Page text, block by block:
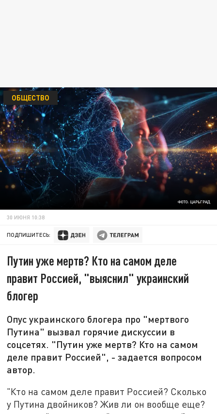
ФОТО: ЦАРЬГРАД
ОБЩЕСТВО
30 ИЮНЯ 10:38
ПОДПИШИТЕСЬ:
Путин уже мертв? Кто на самом деле
правит Россией, "выяснил" украинский
блогер
Опус украинского блогера про "мертвого
Путина" вызвал горячие дискуссии в
соцсетях. "Путин уже мертв? Кто на самом
деле правит Россией", - задается вопросом
автор.
"Кто на самом деле правит Россией? Сколько
у Путина двойников? Жив ли он вообще еще?